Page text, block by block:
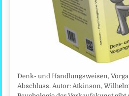
Denk- und Handlungsweisen,
Abschluss. Autor: Atkinson,